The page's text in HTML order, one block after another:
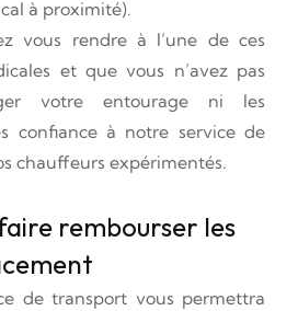
à proximité).
vous rendre à l’une de ces
et que vous n’avez pas
votre entourage ni les
confiance à notre service de
chauffeurs expérimentés.
rembourser les
de transport vous permettra